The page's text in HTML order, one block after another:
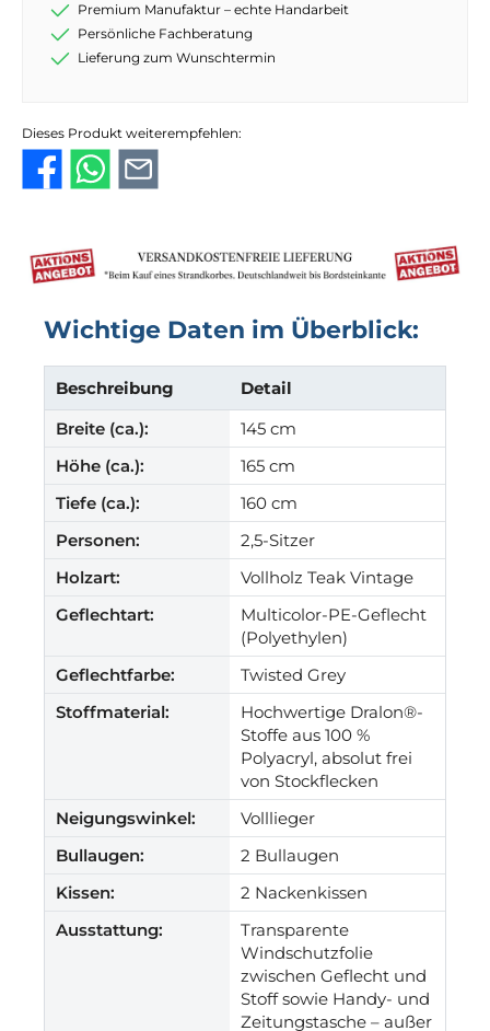
Premium Manufaktur – echte Handarbeit
Persönliche Fachberatung
Lieferung zum Wunschtermin
Dieses Produkt weiterempfehlen:
Wichtige Daten im Überblick:
Beschreibung
Detail
Breite (ca.):
145 cm
Höhe (ca.):
165 cm
Tiefe (ca.):
160 cm
Personen:
2,5-Sitzer
Holzart:
Vollholz Teak Vintage
Geflechtart:
Multicolor-PE-Geflecht
(Polyethylen)
Geflechtfarbe:
Twisted Grey
Stoffmaterial:
Hochwertige Dralon®-
Stoffe aus 100 %
Polyacryl, absolut frei
von Stockflecken
Neigungswinkel:
Volllieger
Bullaugen:
2 Bullaugen
Kissen:
2 Nackenkissen
Ausstattung:
Transparente
Windschutzfolie
zwischen Geflecht und
Stoff sowie Handy- und
Zeitungstasche – außer